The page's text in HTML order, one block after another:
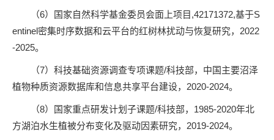
（6）国家自然科学基金委员会面上项目,42171372,基于S
entinel密集时序数据和云平台的红树林扰动与恢复研究，2022
-2025。
（7）科技基础资源调查专项课题/科技部，中国主要沼泽
植物种质资源数据库和信息共享平台建设，2020-2024。
（8）国家重点研发计划子课题/科技部，1985-2020年北
方湖泊水生植被分布变化及驱动因素研究，2019-2024。